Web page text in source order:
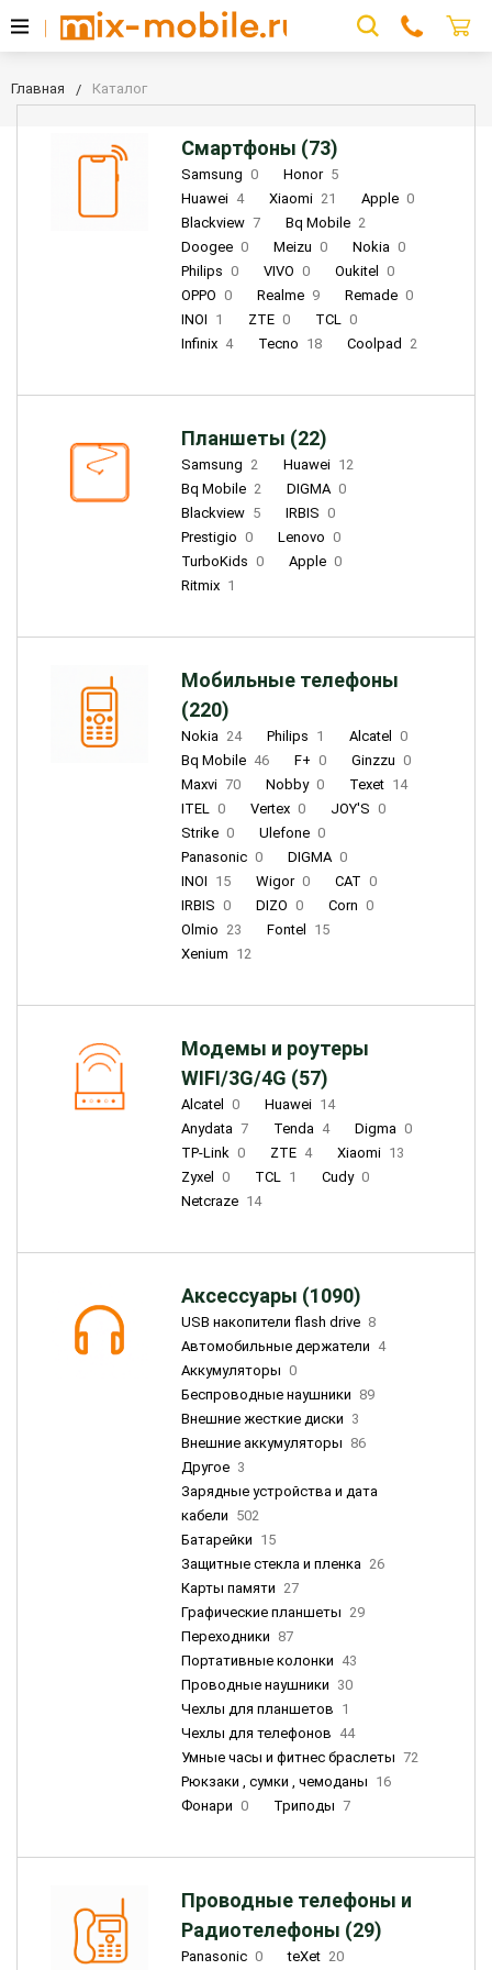
Главная Каталог
Смартфоны (73)
Samsung 0 Honor 5
Huawei 4 Xiaomi 21 Apple 0
Blackview 7 Bq Mobile 2
Doogee 0 Meizu 0 Nokia 0
Philips 0 VIVO 0 Oukitel
0
OPPO 0 Realme 9 Remade 0
INOI 1 ZTE 0 TCL 0
Infinix 4 Tecno 18 Coolpad 2
Планшеты (22)
Samsung 2 Huawei 12
Bq Mobile 2 DIGMA 0
Blackview 5 IRBIS 0
Prestigio 0 Lenovo 0
TurboKids 0 Apple 0
Ritmix 1
Мобильные телефоны
(220)
Nokia 24 Philips 1 Alcatel
0
Bq Mobile 46 F+ 0 Ginzzu 0
Maxvi 70 Nobby 0 Texet 14
ITEL 0 Vertex 0 JOY'S 0
Strike 0 Ulefone 0
Panasonic 0 DIGMA 0
INOI 15 Wigor 0 CAT 0
IRBIS 0 DIZO 0 Corn 0
Olmio 23 Fontel
15
Xenium 12
Модемы и роутеры
WIFI/3G/4G (57)
Alcatel 0 Huawei 14
Anydata 7 Tenda 4 Digma 0
TP-Link 0 ZTE 4 Xiaomi 13
Zyxel
0 TCL 1 Cudy 0
Netcraze 14
Аксессуары (1090)
USB накопители flash drive 8
Автомобильные держатели 4
Аккумуляторы 0
Беспроводные наушники 89
Внешние жесткие диски 3
Внешние аккумуляторы 86
Другое 3
Зарядные устройства и дата
кабели 502
Батарейки 15
Защитные стекла и пленка 26
Карты памяти 27
Графические планшеты 29
Переходники 87
Портативные колонки 43
Проводные наушники 30
Чехлы для планшетов 1
Чехлы для телефонов 44
Умные часы и фитнес браслеты 72
Рюкзаки , сумки , чемоданы 16
Фонари 0 Триподы 7
Проводные телефоны и
Радиотелефоны (29)
Panasonic 0 teXet 20